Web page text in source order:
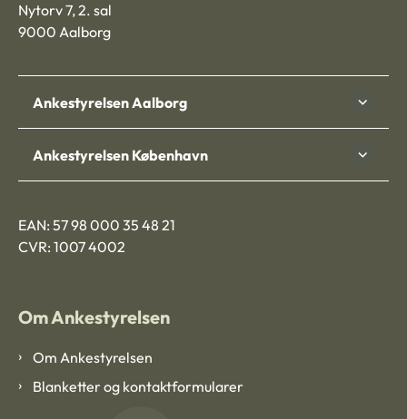
Nytorv 7, 2. sal
9000 Aalborg
Ankestyrelsen Aalborg
Ankestyrelsen København
EAN: 57 98 000 35 48 21
CVR: 1007 4002
Om Ankestyrelsen
Om Ankestyrelsen
Blanketter og kontaktformularer